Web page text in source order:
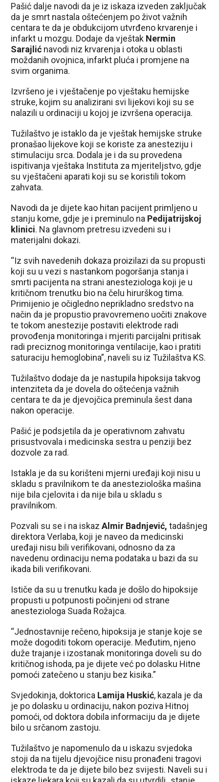
Pašić dalje navodi da je iz iskaza izveden zaključak
da je smrt nastala oštećenjem po život važnih
centara te da je obdukcijom utvrđeno krvarenje i
infarkt u mozgu. Dodaje da vještak Nermin
Sarajlić navodi niz krvarenja i otoka u oblasti
moždanih ovojnica, infarkt pluća i promjene na
svim organima.
Izvršeno je i vještačenje po vještaku hemijske
struke, kojim su analizirani svi lijekovi koji su se
nalazili u ordinaciji u kojoj je izvršena operacija.
Tužilaštvo je istaklo da je vještak hemijske struke
pronašao lijekove koji se koriste za anesteziju i
stimulaciju srca. Dodala je i da su provedena
ispitivanja vještaka Instituta za mjeriteljstvo, gdje
su vještačeni aparati koji su se koristili tokom
zahvata.
Navodi da je dijete kao hitan pacijent primljeno u
stanju kome, gdje je i preminulo na Pedijatrijskoj
klinici. Na glavnom pretresu izvedeni su i
materijalni dokazi.
“Iz svih navedenih dokaza proizilazi da su propusti
koji su u vezi s nastankom pogoršanja stanja i
smrti pacijenta na strani anesteziologa koji je u
kritičnom trenutku bio na čelu hirurškog tima.
Primijenio je očigledno neprikladno sredstvo na
način da je propustio pravovremeno uočiti znakove
te tokom anestezije postaviti elektrode radi
provođenja monitoringa i mjeriti parcijalni pritisak
radi preciznog monitoringa ventilacije, kao i pratiti
saturaciju hemoglobina”, naveli su iz Tužilaštva KS.
Tužilaštvo dodaje da je nastupila hipoksija takvog
intenziteta da je dovela do oštećenja važnih
centara te da je djevojčica preminula šest dana
nakon operacije.
Pašić je podsjetila da je operativnom zahvatu
prisustvovala i medicinska sestra u penziji bez
dozvole za rad.
Istakla je da su korišteni mjerni uređaji koji nisu u
skladu s pravilnikom te da anesteziološka mašina
nije bila cjelovita i da nije bila u skladu s
pravilnikom.
Pozvali su se i na iskazAlmir Badnjević, tadašnjeg
direktora Verlaba, koji je naveo da medicinski
uređaji nisu bili verifikovani, odnosno da za
navedenu ordinaciju nema podataka u bazi da su
ikada bili verifikovani.
Ističe da su u trenutku kada je došlo do hipoksije
propusti u potpunosti počinjeni od strane
anesteziologa Suada Rožajca.
“Jednostavnije rečeno, hipoksija je stanje koje se
može dogoditi tokom operacije. Međutim, njeno
duže trajanje i izostanak monitoringa doveli su do
kritičnog ishoda, pa je dijete već po dolasku Hitne
pomoći zatečeno u stanju bez kisika.”
Svjedokinja, doktorica Lamija Huskić, kazala je da
je po dolasku u ordinaciju, nakon poziva Hitnoj
pomoći, od doktora dobila informaciju da je dijete
bilo u srčanom zastoju.
Tužilaštvo je napomenulo da u iskazu svjedoka
stoji da na tijelu djevojčice nisu pronađeni tragovi
elektroda te da je dijete bilo bez svijesti. Naveli su i